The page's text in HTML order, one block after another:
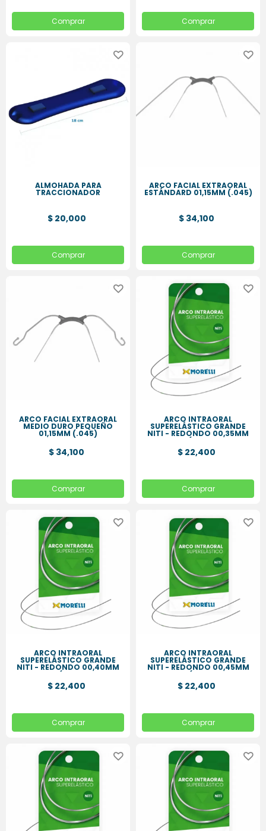
Comprar Comprar
ALMOHADA PARA
TRACCIONADOR
$ 20,000
Comprar
ARCO FACIAL EXTRAORAL
ESTÁNDARD 01,15MM (.045)
$ 34,100
Comprar
ARCO FACIAL EXTRAORAL
MEDIO DURO PEQUEÑO
01,15MM (.045)
$ 34,100
Comprar
ARCO INTRAORAL
SUPERELÁSTICO GRANDE
NITI - REDONDO 00,35MM
(.014
$ 22,400
Comprar
ARCO INTRAORAL
SUPERELÁSTICO GRANDE
NITI - REDONDO 00,40MM
(.016
$ 22,400
Comprar
ARCO INTRAORAL
SUPERELÁSTICO GRANDE
NITI - REDONDO 00,45MM
(.018
$ 22,400
Comprar